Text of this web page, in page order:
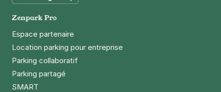
Zenpark Pro
Espace partenaire
Location parking pour entreprise
Parking collaboratif
Parking partagé
SMART